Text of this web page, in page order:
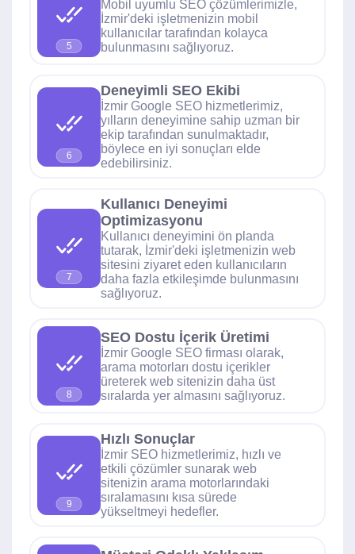
5
Mobil uyumlu SEO çözümlerimizle,
İzmir'deki işletmenizin mobil
kullanıcılar tarafından kolayca
bulunmasını sağlıyoruz.
6
Deneyimli SEO Ekibi
İzmir Google SEO hizmetlerimiz,
yılların deneyimine sahip uzman bir
ekip tarafından sunulmaktadır,
böylece en iyi sonuçları elde
edebilirsiniz.
7
Kullanıcı Deneyimi
Optimizasyonu
Kullanıcı deneyimini ön planda
tutarak, İzmir'deki işletmenizin web
sitesini ziyaret eden kullanıcıların
daha fazla etkileşimde bulunmasını
sağlıyoruz.
8
SEO Dostu İçerik Üretimi
İzmir Google SEO firması olarak,
arama motorları dostu içerikler
üreterek web sitenizin daha üst
sıralarda yer almasını sağlıyoruz.
9
Hızlı Sonuçlar
İzmir SEO hizmetlerimiz, hızlı ve
etkili çözümler sunarak web
sitenizin arama motorlarındaki
sıralamasını kısa sürede
yükseltmeyi hedefler.